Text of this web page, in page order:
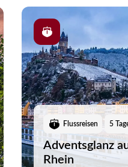
Merkliste
Flussreisen 5
Adventsglanz
Rhein